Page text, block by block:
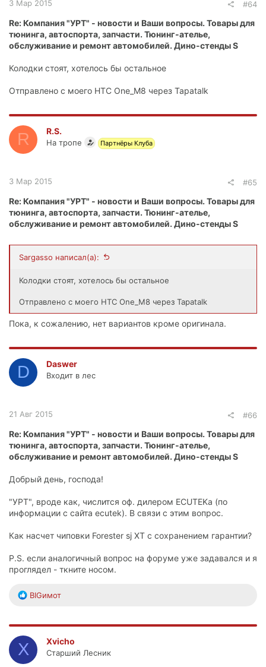
3 Мар 2015 #64
Re: Компания "УРТ" - новости и Ваши вопросы. Товары для
тюнинга, автоспорта, запчасти. Тюнинг-ателье,
обслуживание и ремонт автомобилей. Дино-стенды S
Колодки стоят, хотелось бы остальное
Отправлено с моего HTC One_M8 через Tapatalk
R R.S.
На тропе Партнёры Клуба
3 Мар 2015 #65
Re: Компания "УРТ" - новости и Ваши вопросы. Товары для
тюнинга, автоспорта, запчасти. Тюнинг-ателье,
обслуживание и ремонт автомобилей. Дино-стенды S
Sargasso написал(а):
Колодки стоят, хотелось бы остальное
Отправлено с моего HTC One_M8 через Tapatalk
Пока, к сожалению, нет вариантов кроме оригинала.
D Daswer
Входит в лес
21 Авг 2015 #66
Re: Компания "УРТ" - новости и Ваши вопросы. Товары для
тюнинга, автоспорта, запчасти. Тюнинг-ателье,
обслуживание и ремонт автомобилей. Дино-стенды S
Добрый день, господа!
"УРТ", вроде как, числится оф. дилером ECUTEKa (по
информации с сайта ecutek). В связи с этим вопрос.
Как насчет чиповки Forester sj XT c сохранением гарантии?
P.S. если аналогичный вопрос на форуме уже задавался и я
проглядел - ткните носом.
Р
к
ц
и
BIGимот
X Xvicho
Старший Лесник